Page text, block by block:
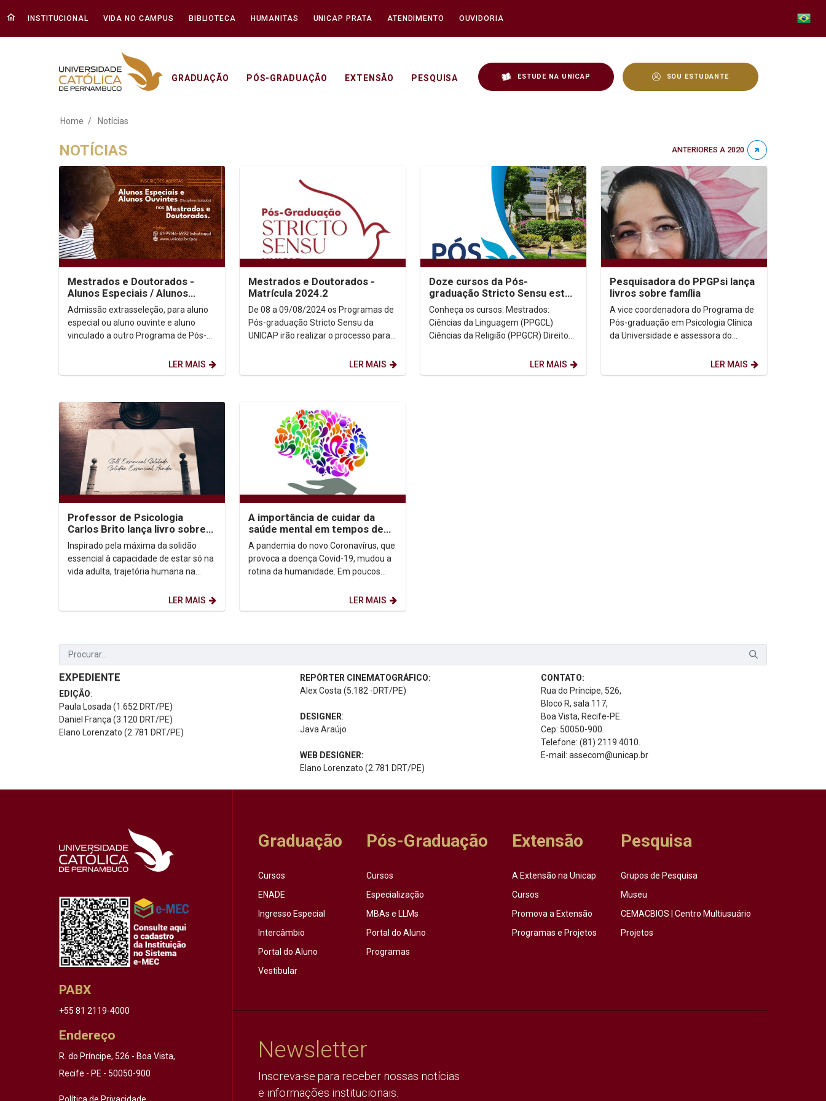
INSTITUCIONAL VIDA NO CAMPUS BIBLIOTECA HUMANITAS UNICAP PRATA ATENDIMENTO OUVIDORIA
GRADUAÇÃO PÓS-GRADUAÇÃO EXTENSÃO PESQUISA ESTUDE NA UNICAP SOU ESTUDANTE
Notícias - Unicap
Home Notícias
NOTÍCIAS ANTERIORES A 2020
Mestrados e Doutorados -
Alunos Especiais / Alunos
Ouvintes
Admissão extrasseleção, para aluno
especial ou aluno ouvinte e aluno
vinculado a outro Programa de Pós-
LER MAIS
Mestrados e Doutorados -
Matrícula 2024.2
De 08 a 09/08/2024 os Programas de
Pós-graduação Stricto Sensu da
UNICAP irão realizar o processo para
LER MAIS
Doze cursos da Pós-
graduação Stricto Sensu estão
com inscrições abertas
Conheça os cursos: Mestrados:
Ciências da Linguagem (PPGCL)
Ciências da Religião (PPGCR) Direito
LER MAIS
Pesquisadora do PPGPsi lança
livros sobre família
A vice coordenadora do Programa de
Pós-graduação em Psicologia Clínica
da Universidade e assessora do
LER MAIS
Professor de Psicologia
Carlos Brito lança livro sobre
dores do existir e das
escolhas difíceis...
Inspirado pela máxima da solidão
essencial à capacidade de estar só na
vida adulta, trajetória humana na
LER MAIS
A importância de cuidar da
saúde mental em tempos de
confinamento
A pandemia do novo Coronavírus, que
provoca a doença Covid-19, mudou a
rotina da humanidade. Em poucos
LER MAIS
EXPEDIENTE
EDIÇÃO:
Paula Losada (1.652 DRT/PE)
Daniel França (3.120 DRT/PE)
Elano Lorenzato (2.781 DRT/PE)
REPÓRTER CINEMATOGRÁFICO:
Alex Costa (5.182 -DRT/PE)
DESIGNER:
Java Araújo
WEB DESIGNER:
Elano Lorenzato (2.781 DRT/PE)
CONTATO:
Rua do Príncipe, 526,
Bloco R, sala 117,
Boa Vista, Recife-PE.
Cep: 50050-900.
Telefone: (81) 2119.4010.
E-mail: assecom@unicap.br
PABX
+55 81 2119-4000
Endereço
R. do Príncipe, 526 - Boa Vista,
Recife - PE - 50050-900
Graduação
Cursos
ENADE
Ingresso Especial
Intercâmbio
Portal do Aluno
Vestibular
Pós-Graduação
Cursos
Especialização
MBAs e LLMs
Portal do Aluno
Programas
Extensão
A Extensão na Unicap
Cursos
Promova a Extensão
Programas e Projetos
Pesquisa
Grupos de Pesquisa
Museu
CEMACBIOS | Centro Multiusuário
Projetos
Newsletter
Inscreva-se para receber nossas notícias
e informações institucionais.